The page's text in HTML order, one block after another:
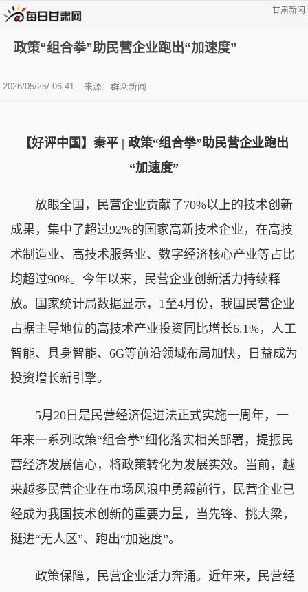
甘肃新闻
政策“组合拳”助民营企业跑出“加速度”
2026/05/25/ 06:41 来源：群众新闻
【好评中国】秦平 | 政策“组合拳”助民营企业跑出
“加速度”
放眼全国，民营企业贡献了70%以上的技术创新
成果，集中了超过92%的国家高新技术企业，在高技
术制造业、高技术服务业、数字经济核心产业等占比
均超过90%。今年以来，民营企业创新活力持续释
放。国家统计局数据显示，1至4月份，我国民营企业
占据主导地位的高技术产业投资同比增长6.1%，人工
智能、具身智能、6G等前沿领域布局加快，日益成为
投资增长新引擎。
5月20日是民营经济促进法正式实施一周年，一
年来一系列政策“组合拳”细化落实相关部署，提振民
营经济发展信心，将政策转化为发展实效。当前，越
来越多民营企业在市场风浪中勇毅前行，民营企业已
经成为我国技术创新的重要力量，当先锋、挑大梁，
挺进“无人区”、跑出“加速度”。
政策保障，民营企业活力奔涌。近年来，民营经